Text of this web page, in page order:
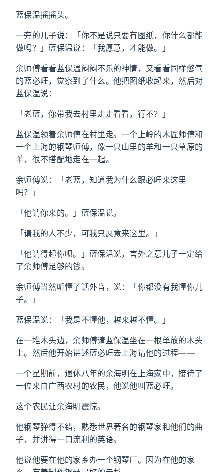
蓝保温摇摇头。
一旁的儿子说：「你不是说只要有图纸，你什么都能
做吗？」蓝保温说：「我愿意，才能做。」
余师傅看看蓝保温闷闷不乐的神情，又看看同样憋气
的蓝必旺，觉察到了什么。他把图纸收起来，然后对
蓝保温说：
「老蓝，你带我去村里走走看看，行不？」
蓝保温领着余师傅在村里走。一个上岭的木匠师傅和
一个上海的钢琴师傅，像一只山里的羊和一只草原的
羊，很不搭配地走在一起。
余师傅说：「老蓝，知道我为什么跟必旺来这里
吗？」
「他请你来的。」蓝保温说。
「请我的人不少，可我只愿意来这里。」
「他请得起你呗。」蓝保温说，言外之意儿子一定给
了余师傅足够的钱。
余师傅当然听懂了话外音，说：「你都没有我懂你儿
子。」
蓝保温说：「我是不懂他，越来越不懂。」
在一堆木头边，余师傅请蓝保温坐在一根单放的木头
上。然后他开始讲述蓝必旺去上海请他的过程——
一个星期前，退休八年的余海明在上海家中，接待了
一位来自广西农村的农民，他说他叫蓝必旺。
这个农民让余海明震惊。
他钢琴弹得不错，熟悉世界著名的钢琴家和他们的曲
子，并讲得一口流利的英语。
他说他要在他的家乡办一个钢琴厂。因为在他的家